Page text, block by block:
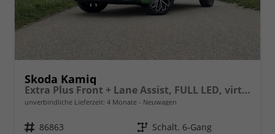
Skoda Kamiq
Extra Plus Front + Lane Assist, FULL LED, virtuelles Cockpit, Climatronic, Parksensoren, Rückfahrkamera, ISOFIX, el. Fensterheber, Tempomat, Sitzhzg. uvm.
unverbindliche Lieferzeit: 4 Monate Neuwagen
Fahrzeugnr. 86863 Getriebe Schalt. 6-Gang